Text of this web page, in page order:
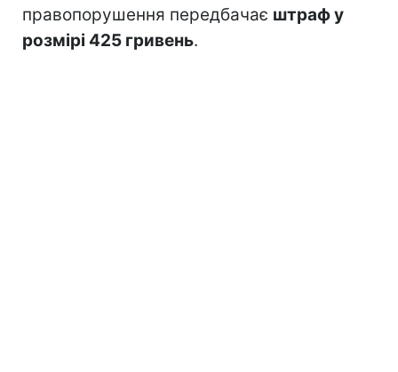
правопорушення передбачає штраф у
розмірі 425 гривень.